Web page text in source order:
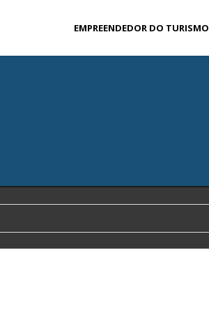
EMPREENDEDOR DO TURISMO